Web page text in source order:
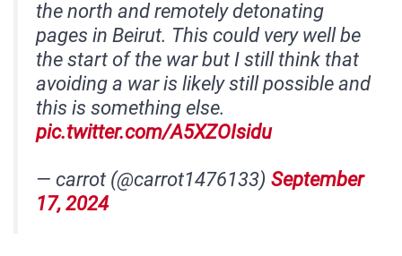
the north and remotely detonating
pages in Beirut. This could very well be
the start of the war but I still think that
avoiding a war is likely still possible and
this is something else.
pic.twitter.com/A5XZOIsidu
— carrot (@carrot1476133) September
17, 2024